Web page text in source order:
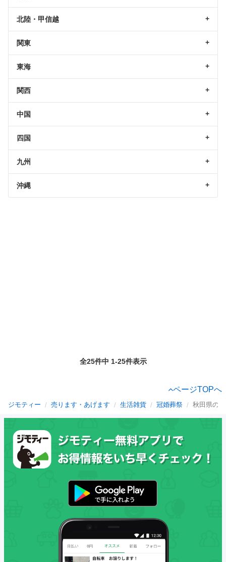
北陸・甲信越
関東
東海
関西
中国
四国
九州
沖縄
全25件中 1-25件表示
ページTOPへ
ジモティー 売ります・あげます 生活雑貨 冠婚葬祭 秋田県の